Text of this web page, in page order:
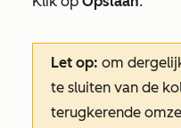
Let op: om
te sluiten van de
terugkerende